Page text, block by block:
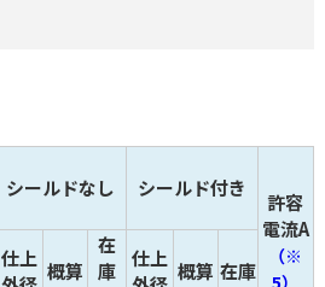
シールドなし シールド付き
許容
電流A
（※
5）
仕上
概算
在
庫
仕上
概算 在庫